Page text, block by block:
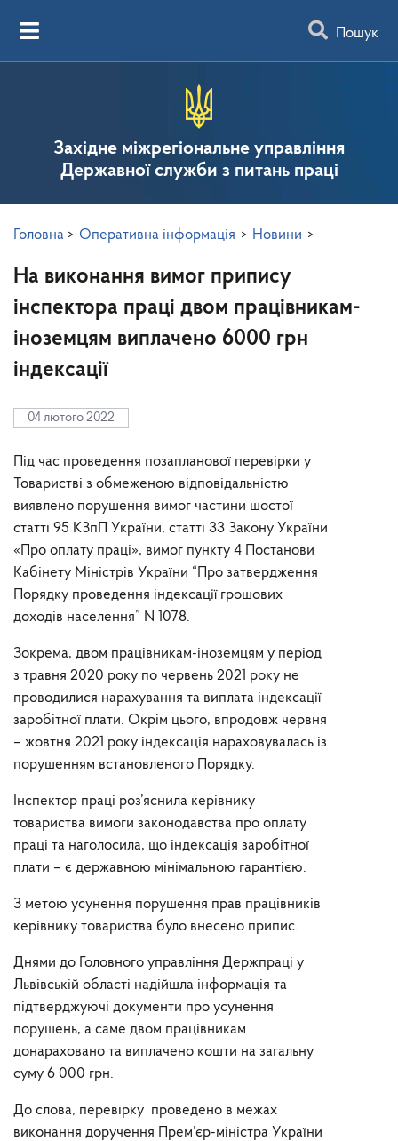
Пошук
Західне міжрегіональне управління
Державної служби з питань праці
Головна > Оперативна інформація > Новини >
На виконання вимог припису
інспектора праці двом працівникам-
іноземцям виплачено 6000 грн
індексації
04 лютого 2022
Під час проведення позапланової перевірки у
Товаристві з обмеженою відповідальністю
виявлено порушення вимог частини шостої
статті 95 КЗпП України, статті 33 Закону України
«Про оплату праці», вимог пункту 4 Постанови
Кабінету Міністрів України “Про затвердження
Порядку проведення індексації грошових
доходів населення” N 1078.
Зокрема, двом працівникам-іноземцям у період
з травня 2020 року по червень 2021 року не
проводилися нарахування та виплата індексації
заробітної плати. Окрім цього, впродовж червня
– жовтня 2021 року індексація нараховувалась із
порушенням встановленого Порядку.
Інспектор праці роз’яснила керівнику
товариства вимоги законодавства про оплату
праці та наголосила, що індексація заробітної
плати – є державною мінімальною гарантією.
З метою усунення порушення прав працівників
керівнику товариства було внесено припис.
Днями до Головного управління Держпраці у
Львівській області надійшла інформація та
підтверджуючі документи про усунення
порушень, а саме двом працівникам
донараховано та виплачено кошти на загальну
суму 6 000 грн.
До слова, перевірку проведено в межах
виконання доручення Прем’єр-міністра України